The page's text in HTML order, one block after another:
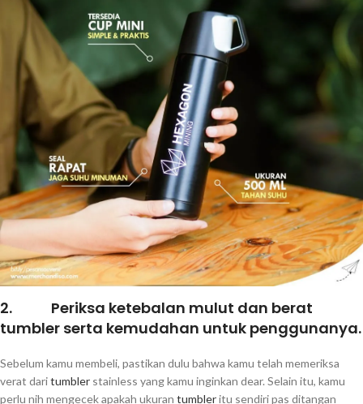
2. Periksa ketebalan mulut dan berat
tumbler serta kemudahan untuk penggunanya.
Sebelum kamu membeli, pastikan dulu bahwa kamu telah memeriksa
verat daritumbler stainless yang kamu inginkan dear. Selain itu, kamu
perlu nih mengecek apakah ukuran tumbleritu sendiri pas ditangan